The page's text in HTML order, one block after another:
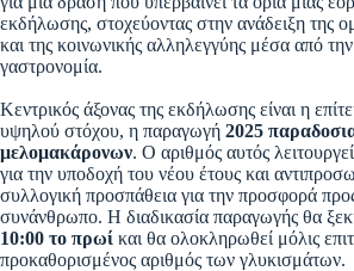
εκδήλωσης, στοχεύοντας στην ανάδειξη της
και της κοινωνικής αλληλεγγύης μέσα από
γαστρονομία.
Κεντρικός άξονας της εκδήλωσης είναι η
υψηλού στόχου, η παραγωγή 2025
μελομακάρονων. Ο αριθμός αυτός
για την υποδοχή του νέου έτους και
συλλογική προσπάθεια για την προσφορά
συνάνθρωπο. Η διαδικασία παραγωγής θα
10:00 το πρωί και θα ολοκληρωθεί μόλις
προκαθορισμένος αριθμός των γλυκισμάτων.